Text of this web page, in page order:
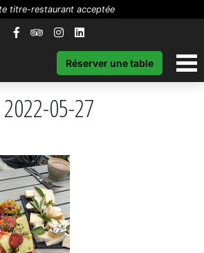
titre-restaurant acceptée
Réserver une table
2022-05-27